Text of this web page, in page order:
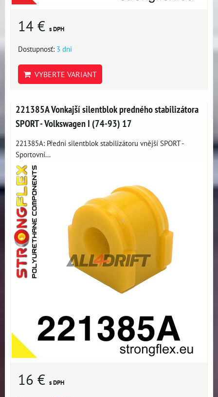
14 € s DPH
Dostupnosť: 3 dni
VYBERTE VARIANT
221385A Vonkajší silentblok predného stabilizátora
SPORT - Volkswagen I (74-93) 17
221385A: Přední silentblok stabilizátoru vnější SPORT -
Sportovní...
16 € s DPH